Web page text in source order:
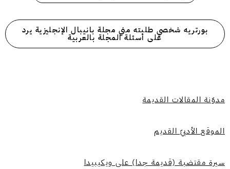
بورتريه شخصي طلبته مني مجلة بانيبال الإنجليزية يرد
على أسئلة المجلة بالعربية
مدوّنة المقالات القديمة
الموقع الأدبيّ القديم
سيرة مقتضبة (قديمة جدا) على ويكيبيدا